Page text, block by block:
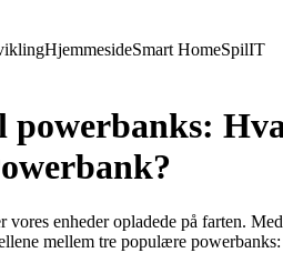
HjemmesideSmart HomeSpilIT
enheder opladede på farten.
mellem tre populære